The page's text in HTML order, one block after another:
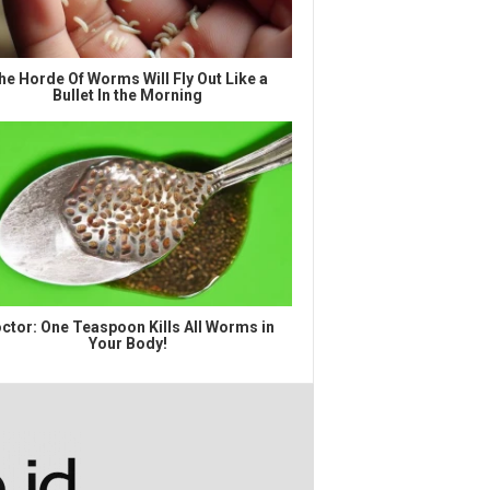
Horde Of Worms Will Fly Out Like a
Bullet In the Morning
One Teaspoon Kills All Worms in
Your Body!